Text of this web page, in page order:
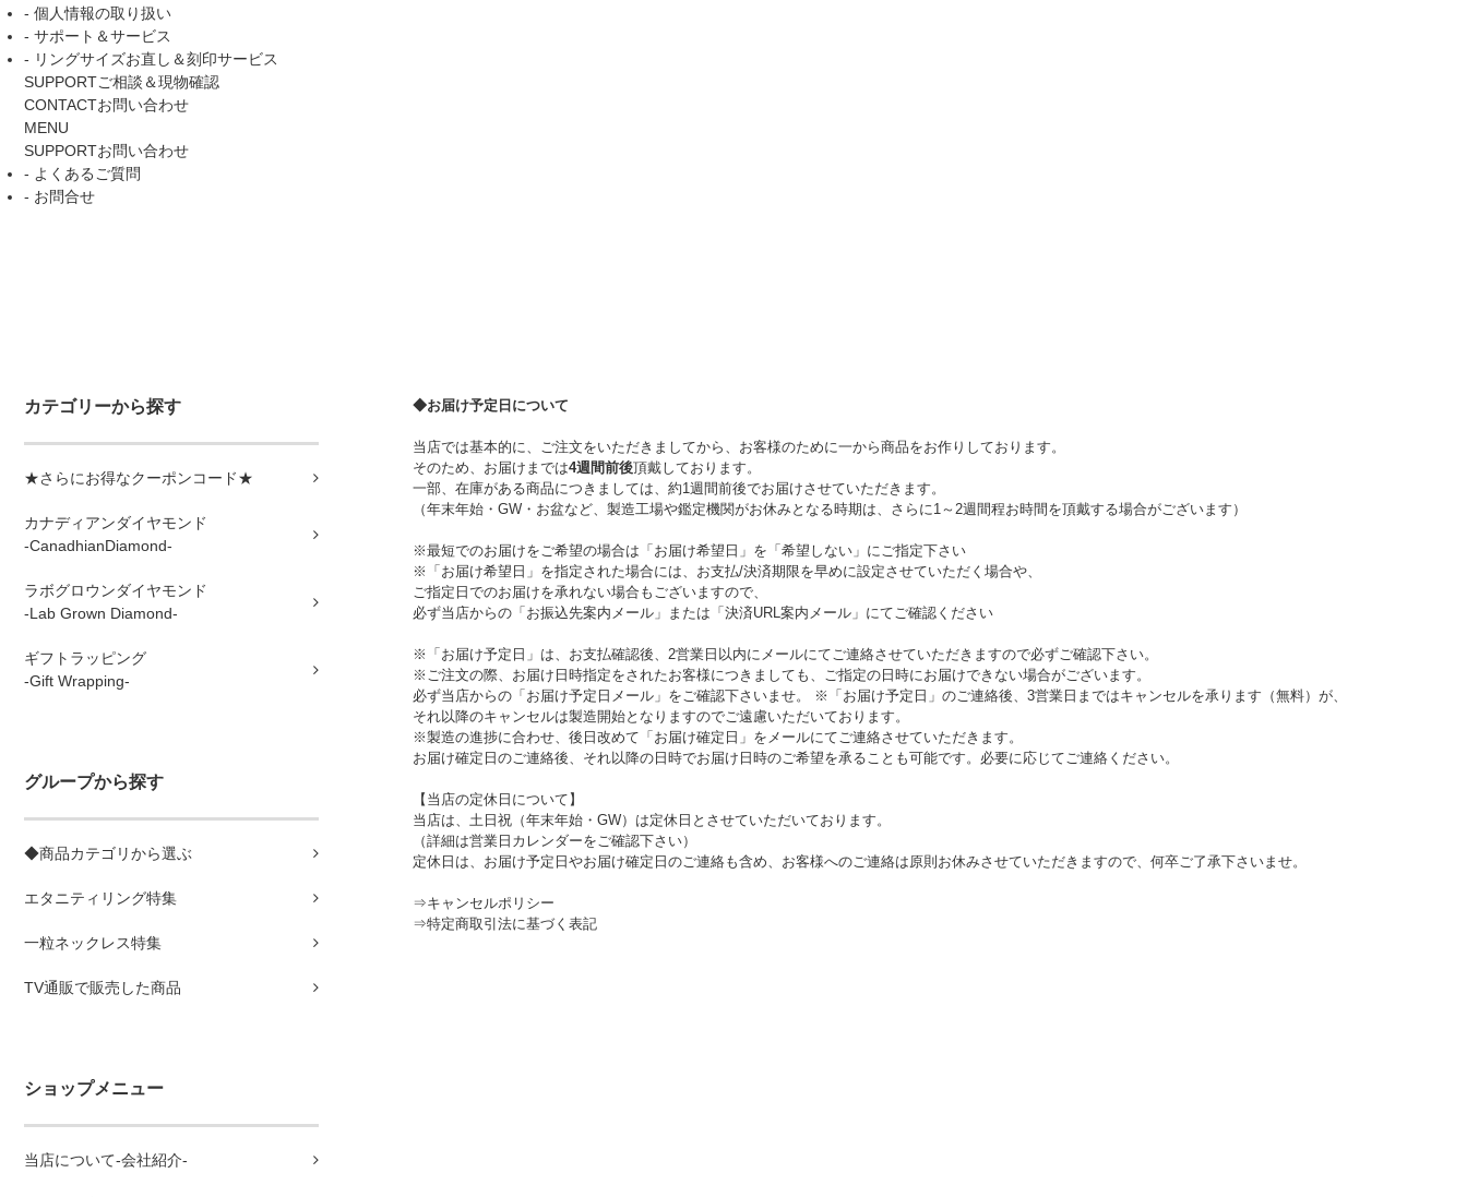
- 個人情報の取り扱い
- サポート＆サービス
- リングサイズお直し＆刻印サービス
SUPPORTご相談＆現物確認
CONTACTお問い合わせ
MENU
SUPPORTお問い合わせ
- よくあるご質問
- お問合せ
カテゴリーから探す
★さらにお得なクーポンコード★
カナディアンダイヤモンド
-CanadhianDiamond-
ラボグロウンダイヤモンド
-Lab Grown Diamond-
ギフトラッピング
-Gift Wrapping-
グループから探す
◆商品カテゴリから選ぶ
エタニティリング特集
一粒ネックレス特集
TV通販で販売した商品
ショップメニュー
当店について-会社紹介-
◆お届け予定日について
当店では基本的に、ご注文をいただきましてから、お客様のために一から商品をお作りしております。
そのため、お届けまでは4週間前後頂戴しております。
一部、在庫がある商品につきましては、約1週間前後でお届けさせていただきます。
（年末年始・GW・お盆など、製造工場や鑑定機関がお休みとなる時期は、さらに1～2週間程お時間を頂戴する場合がございます）
※最短でのお届けをご希望の場合は「お届け希望日」を「希望しない」にご指定下さい
※「お届け希望日」を指定された場合には、お支払/決済期限を早めに設定させていただく場合や、
ご指定日でのお届けを承れない場合もございますので、
必ず当店からの「お振込先案内メール」または「決済URL案内メール」にてご確認ください
※「お届け予定日」は、お支払確認後、2営業日以内にメールにてご連絡させていただきますので必ずご確認下さい。
※ご注文の際、お届け日時指定をされたお客様につきましても、ご指定の日時にお届けできない場合がございます。
必ず当店からの「お届け予定日メール」をご確認下さいませ。 ※「お届け予定日」のご連絡後、3営業日まではキャンセルを承ります（無料）が、
それ以降のキャンセルは製造開始となりますのでご遠慮いただいております。
※製造の進捗に合わせ、後日改めて「お届け確定日」をメールにてご連絡させていただきます。
お届け確定日のご連絡後、それ以降の日時でお届け日時のご希望を承ることも可能です。必要に応じてご連絡ください。
【当店の定休日について】
当店は、土日祝（年末年始・GW）は定休日とさせていただいております。
（詳細は営業日カレンダーをご確認下さい）
定休日は、お届け予定日やお届け確定日のご連絡も含め、お客様へのご連絡は原則お休みさせていただきますので、何卒ご了承下さいませ。
⇒キャンセルポリシー
⇒特定商取引法に基づく表記